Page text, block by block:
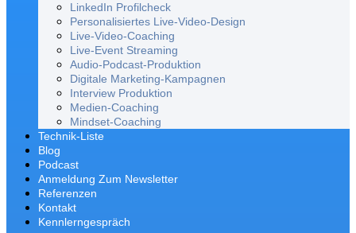
LinkedIn Profilcheck
Personalisiertes Live-Video-Design
Live-Video-Coaching
Live-Event Streaming
Audio-Podcast-Produktion
Digitale Marketing-Kampagnen
Interview Produktion
Medien-Coaching
Mindset-Coaching
Technik-Liste
Blog
Podcast
Anmeldung Zum Newsletter
Referenzen
Kontakt
Kennlerngespräch